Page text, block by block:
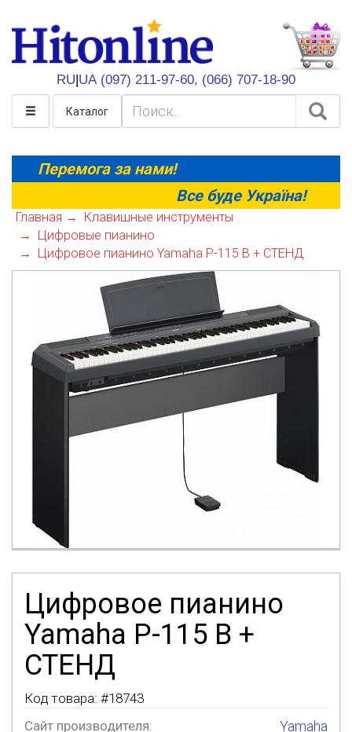
RU|UA (097) 211-97-60, (066) 707-18-90
HitOnline
Каталог
Перемога за нами!
Все буде Україна!
Главная
Клавишные инструменты
Цифровые пианино
Цифровое пианино Yamaha P-115 B + СТЕНД
Цифровое пианино
Yamaha P-115 B +
СТЕНД
Код товара: #18743
Сайт производителя:
Yamaha